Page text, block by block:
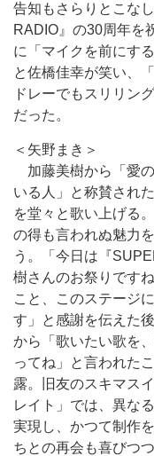
告知もさらりとこな
RADIO』の30周年を
に「マイクを前にす
と佐橋佳幸が笑い、
ドレーでもスリリン
だった。
＜矢野まき＞
加藤美樹から「愛
いる人」と称賛され
を堂々と歌い上げる
の得も言われぬ魅力
う。「今日は『
樹さんのお祭りです
こと、このステージ
す」と感謝を伝えた
から「歌いたい歌を
ってね」と言われた
露。旧友のスキマス
レイト」では、異な
実現し、かつて制作
ちとの再会も喜びつ